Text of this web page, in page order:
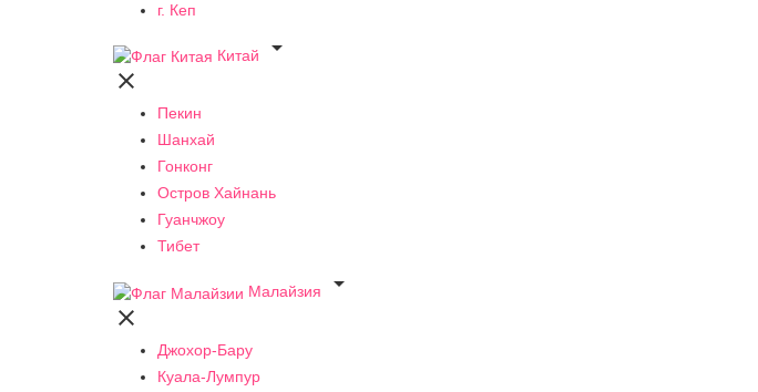
г. Кеп
Китай


Пекин
Шанхай
Гонконг
Остров Хайнань
Гуанчжоу
Тибет
Малайзия


Джохор-Бару
Куала-Лумпур